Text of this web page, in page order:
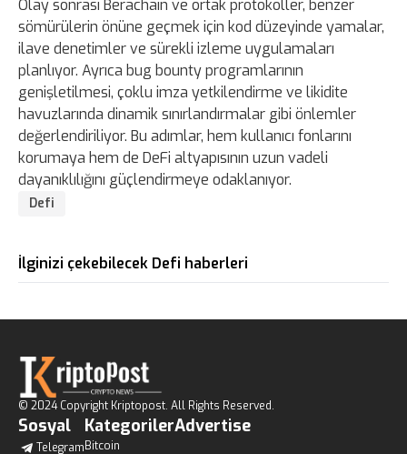
Olay sonrası Berachain ve ortak protokoller, benzer
sömürülerin önüne geçmek için kod düzeyinde yamalar,
ilave denetimler ve sürekli izleme uygulamaları
planlıyor. Ayrıca bug bounty programlarının
genişletilmesi, çoklu imza yetkilendirme ve likidite
havuzlarında dinamik sınırlandırmalar gibi önlemler
değerlendiriliyor. Bu adımlar, hem kullanıcı fonlarını
korumaya hem de DeFi altyapısının uzun vadeli
dayanıklılığını güçlendirmeye odaklanıyor.
Defi
İlginizi çekebilecek Defi haberleri
© 2024 Copyright Kriptopost. All Rights Reserved.
Sosyal
Telegram
Kategoriler
Bitcoin
Advertise